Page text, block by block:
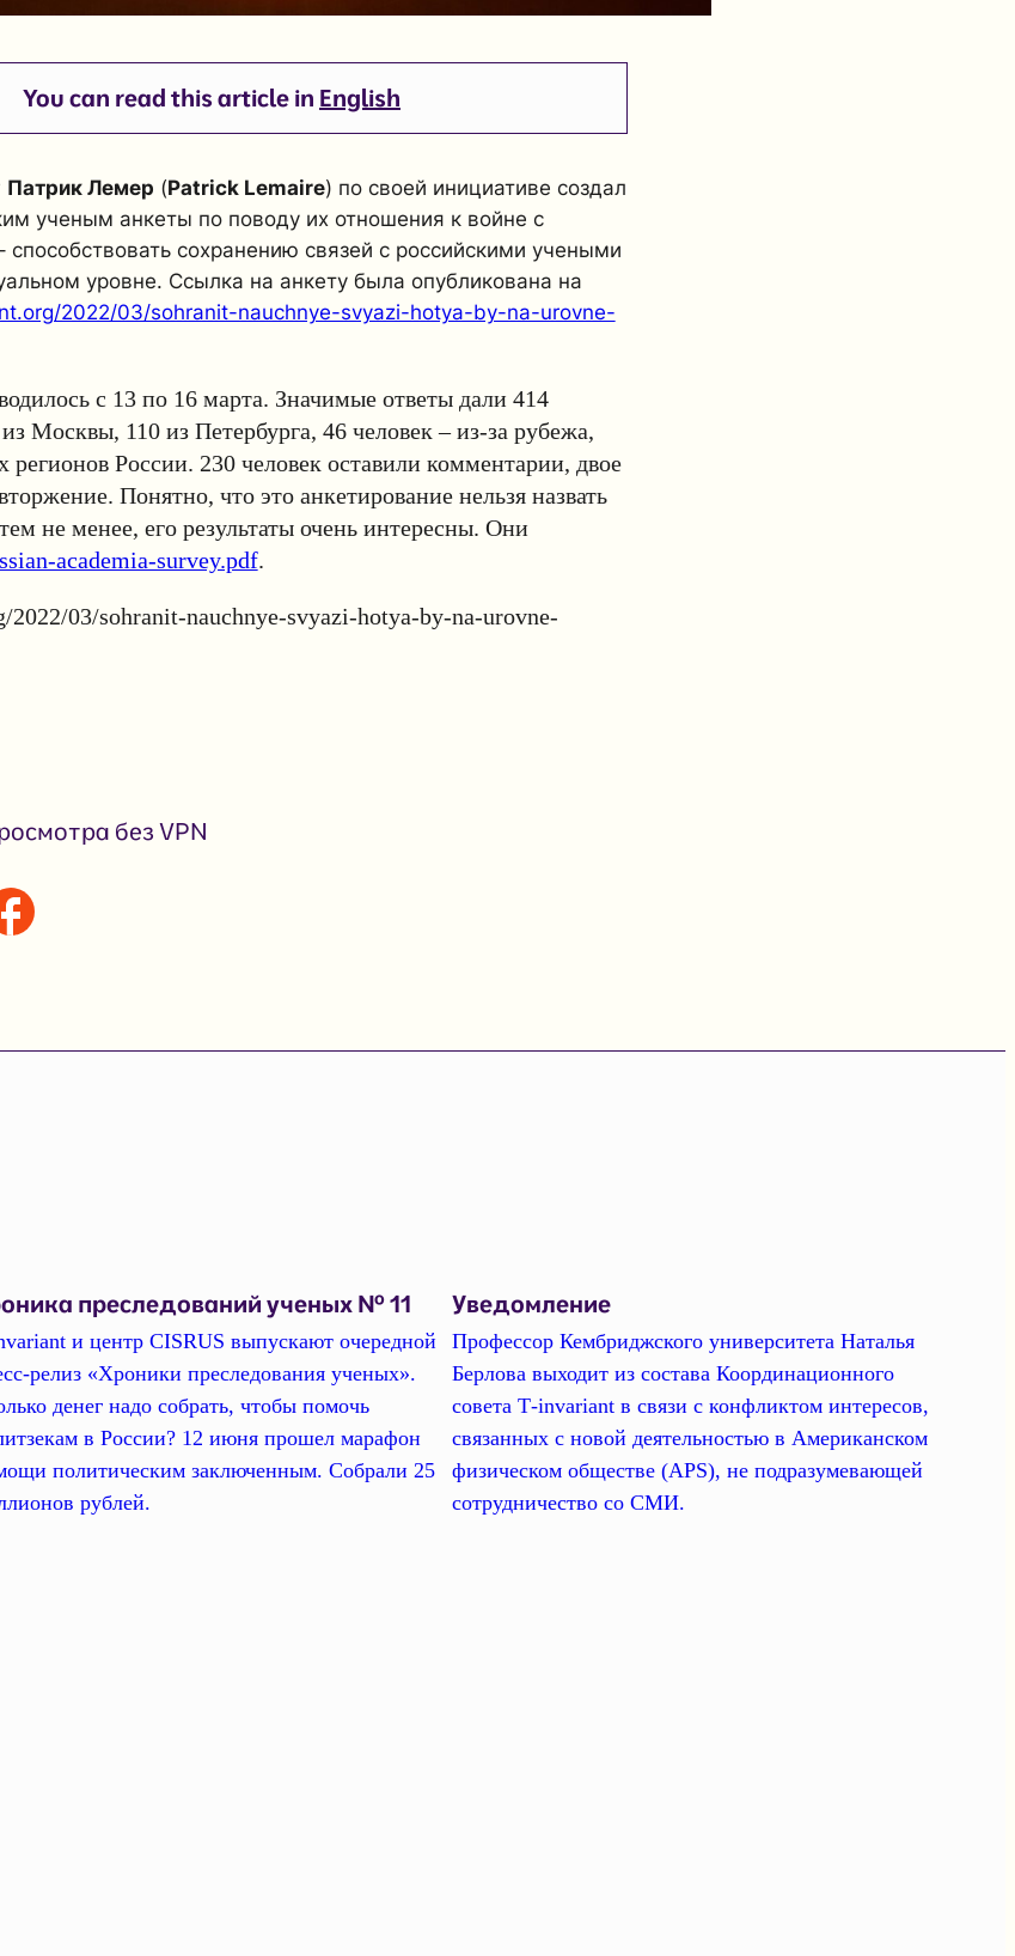
You can read this article in English
Патрик Лемер (Patrick Lemaire) по своей инициативе создал
ученым анкеты по поводу их отношения к войне с
способствовать сохранению связей с российскими учеными
уровне. Ссылка на анкету была опубликована на
2022/03/sohranit-nauchnye-svyazi-hotya-by-na-urovne-
с 13 по 16 марта. Значимые ответы дали 414
Москвы, 110 из Петербурга, 46 человек – из-за рубежа,
регионов России. 230 человек оставили комментарии, двое
Понятно, что это анкетирование нельзя назвать
не менее, его результаты очень интересны. Они
academia-survey.pdf.
03/sohranit-nauchnye-svyazi-hotya-by-na-urovne-
без VPN
преследований ученых № 11
и центр CISRUS выпускают очередной
релиз «Хроники преследования ученых».
денег надо собрать, чтобы помочь
в России? 12 июня прошел марафон
политическим заключенным. Собрали 25
рублей.
Уведомление
Профессор Кембриджского университета Наталья
Берлова выходит из состава Координационного
совета Т-invariant в связи с конфликтом интересов,
связанных с новой деятельностью в Американском
физическом обществе (APS), не подразумевающей
сотрудничество со СМИ.